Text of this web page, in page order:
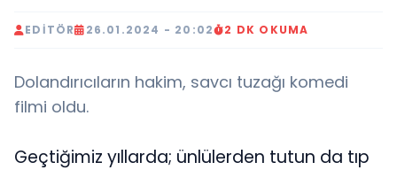
EDITÖR 26.01.2024 - 20:02 2 DK OKUMA
Dolandırıcıların hakim, savcı tuzağı komedi
filmi oldu.
Geçtiğimiz yıllarda; ünlülerden tutun da tıp